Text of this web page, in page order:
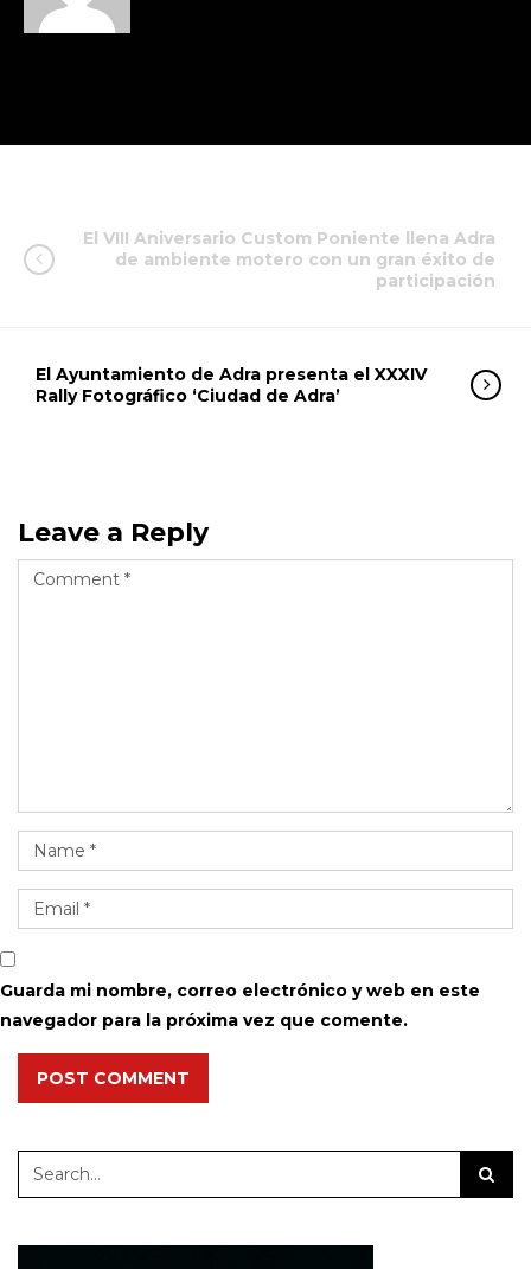
El VIII Aniversario Custom Poniente llena Adra
de ambiente motero con un gran éxito de
participación
El Ayuntamiento de Adra presenta el XXXIV
Rally Fotográfico ‘Ciudad de Adra’
Leave a Reply
Guarda mi nombre, correo electrónico y web en este
navegador para la próxima vez que comente.
POST COMMENT